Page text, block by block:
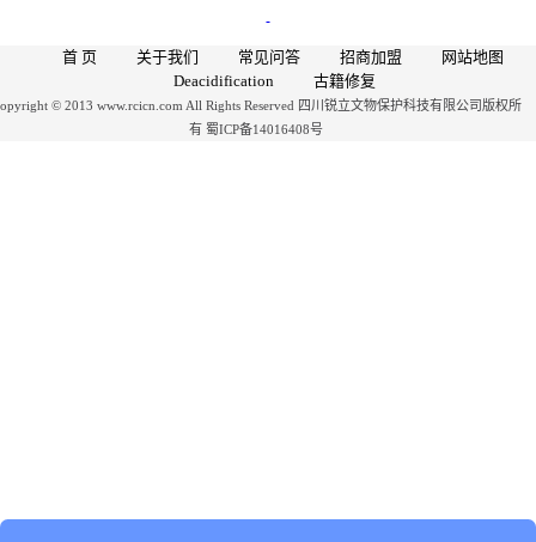
首 页 关于我们 常见问答 招商加盟
网站地图
Deacidification
古籍修复
© 2013 www.rcicn.com All Rights Reserved 四川锐立文物保护科技有限公司版权所
有 蜀ICP备14016408号